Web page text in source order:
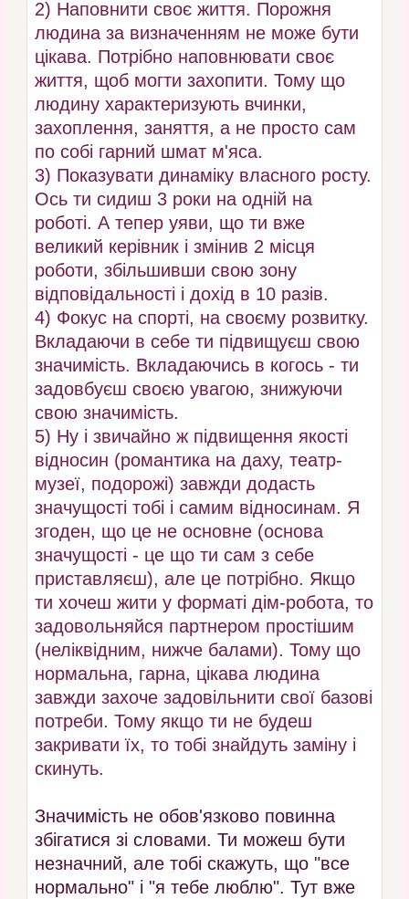
2) Наповнити своє життя. Порожня
людина за визначенням не може бути
цікава. Потрібно наповнювати своє
життя, щоб могти захопити. Тому що
людину характеризують вчинки,
захоплення, заняття, а не просто сам
по собі гарний шмат м'яса.
3) Показувати динаміку власного росту.
Ось ти сидиш 3 роки на одній на
роботі. А тепер уяви, що ти вже
великий керівник і змінив 2 місця
роботи, збільшивши свою зону
відповідальності і дохід в 10 разів.
4) Фокус на спорті, на своєму розвитку.
Вкладаючи в себе ти підвищуєш свою
значимість. Вкладаючись в когось - ти
задовбуєш своєю увагою, знижуючи
свою значимість.
5) Ну і звичайно ж підвищення якості
відносин (романтика на даху, театр-
музеї, подорожі) завжди додасть
значущості тобі і самим відносинам. Я
згоден, що це не основне (основа
значущості - це що ти сам з себе
приставляєш), але це потрібно. Якщо
ти хочеш жити у форматі дім-робота, то
задовольняйся партнером простішим
(неліквідним, нижче балами). Тому що
нормальна, гарна, цікава людина
завжди захоче задовільнити свої базові
потреби. Тому якщо ти не будеш
закривати їх, то тобі знайдуть заміну і
скинуть.
Значимість не обов'язково повинна
збігатися зі словами. Ти можеш бути
незначний, але тобі скажуть, що "все
нормально" і "я тебе люблю". Тут вже